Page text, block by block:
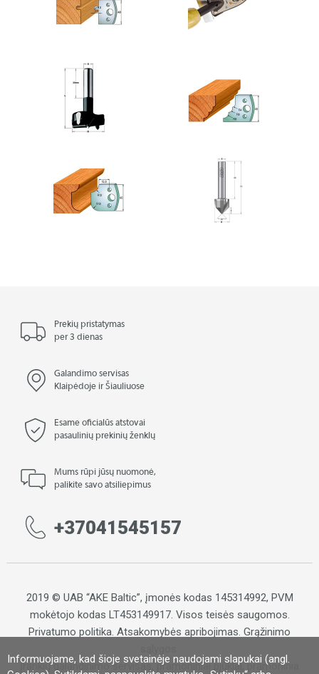
Informuojame, kad šioje svetainėje naudojami slapukai (angl.
Prekių pristatymas
per 3 dienas
Galandimo servisas
Klaipėdoje ir Šiauliuose
Esame oficialūs atstovai
pasaulinių prekinių ženklų
Mums rūpi jūsų nuomonė,
palikite savo atsiliepimus
+37041545157
2019 © UAB “AKE Baltic”, įmonės kodas 145314992, PVM
mokėtojo kodas LT453149917. Visos teisės saugomos.
Privatumo politika. Atsakomybės apribojimas. Grąžinimo
Įrankių galandinimo servisas, pramoniniai pjūklai, pramoninia